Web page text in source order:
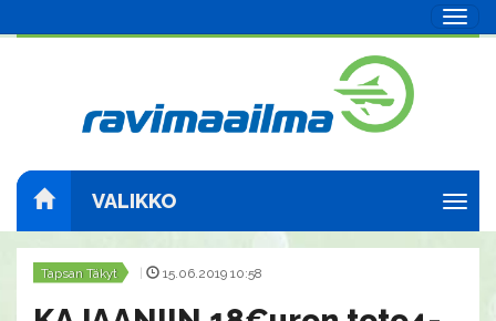
VALIKKO
Tapsan Täkyt | 15.06.2019 10:58